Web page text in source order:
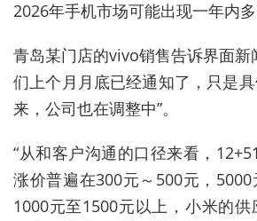
2026年手机市场可能出现一年内多
青岛某门店的vivo销售告诉界面新
们上个月月底已经通知了，只是
来，公司也在调整中”。
“从和客户沟通的口径来看，
涨价普遍在300元～500元，
1000元至1500元以上，小米的